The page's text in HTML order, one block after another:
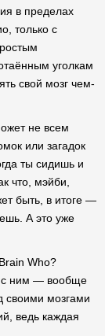
в пределах
только с
уголкам
свой мозг чем-
не всем
или загадок
ты сидишь и
что, мэйби,
быть, в итоге —
А это уже
Who?
с ним — вообще
своими мозгами
ведь каждая